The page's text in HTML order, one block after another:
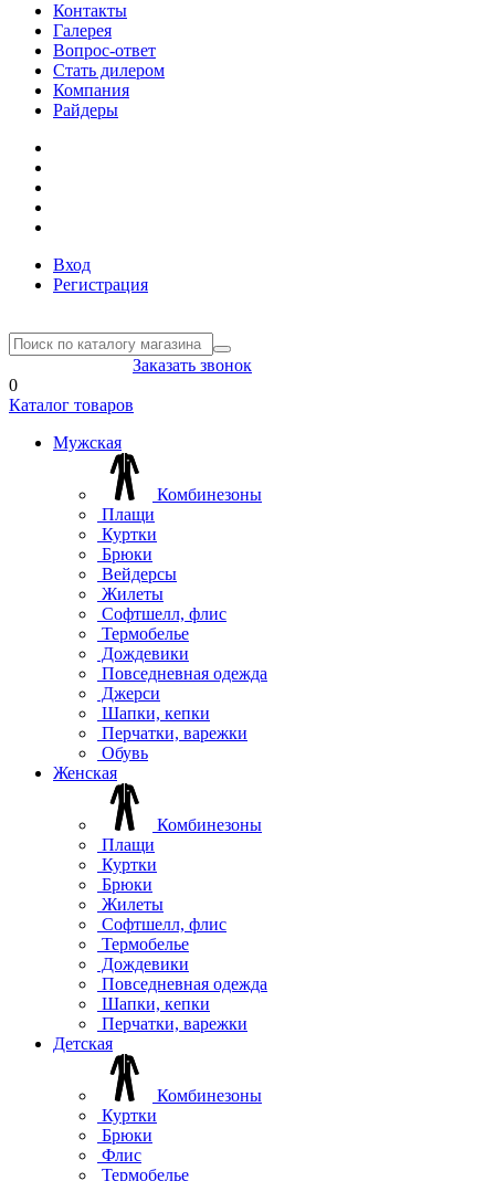
Контакты
Галерея
Вопрос-ответ
Стать дилером
Компания
Райдеры
Вход
Регистрация
Заказать звонок
0
Каталог товаров
Мужская
Комбинезоны
Плащи
Куртки
Брюки
Вейдерсы
Жилеты
Софтшелл, флис
Термобелье
Дождевики
Повседневная одежда
Джерси
Шапки, кепки
Перчатки, варежки
Обувь
Женская
Комбинезоны
Плащи
Куртки
Брюки
Жилеты
Софтшелл, флис
Термобелье
Дождевики
Повседневная одежда
Шапки, кепки
Перчатки, варежки
Детская
Комбинезоны
Куртки
Брюки
Флис
Термобелье